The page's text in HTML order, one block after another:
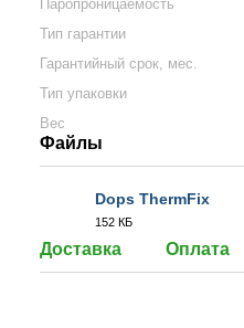
Паропроницаемость
Тип гарантии
Гарантийный срок, мес.
Тип упаковки
Вес
Файлы
Dops ThermFix
152 КБ
Доставка Оплата